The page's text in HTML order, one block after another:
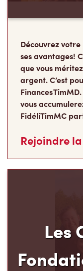
Découvrez
ses avantages!
que vous
argent. C’est
Finances
vous
FidéliTimMC
Rejoindre
Les